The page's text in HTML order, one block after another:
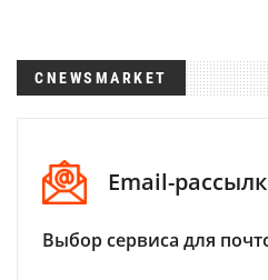
CNEWSMARKET
Email-
Выбор сервиса для